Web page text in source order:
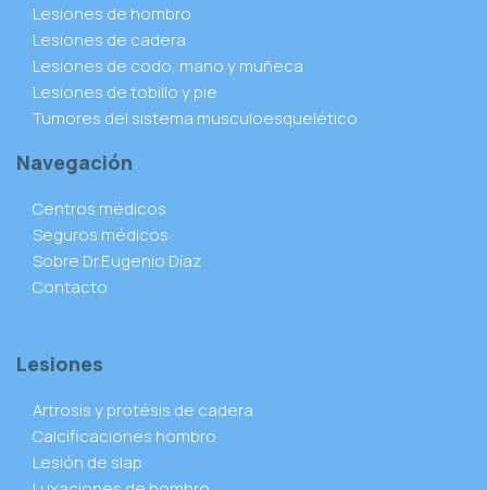
Lesiones de hombro
Lesiones de cadera
Lesiones de codo, mano y muñeca
Lesiones de tobillo y pie
Tumores del sistema musculoesquelético
Navegación
Centros médicos
Seguros médicos
Sobre Dr.Eugenio Díaz
Contacto
Lesiones
Artrosis y protésis de cadera
Calcificaciones hombro
Lesión de slap